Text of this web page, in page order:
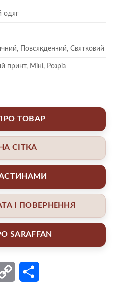
одяг
Повсякденний, Святковий
принт, Міні, Розріз
ТОВАР
СІТКА
І ПОВЕРНЕННЯ
SARAFFAN
Copy